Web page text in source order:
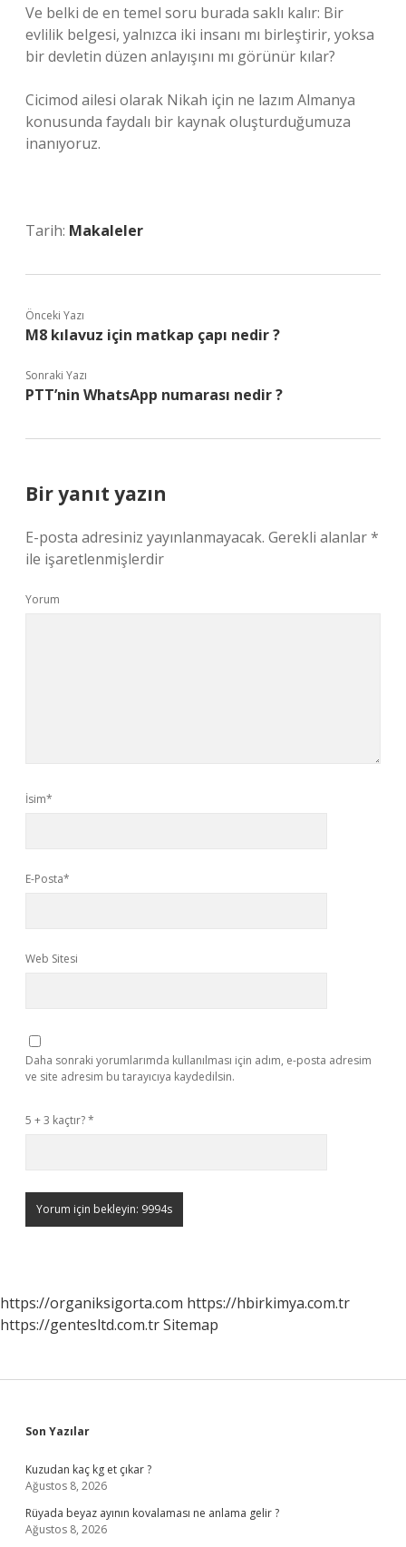
Ve belki de en temel soru burada saklı kalır: Bir
evlilik belgesi, yalnızca iki insanı mı birleştirir, yoksa
bir devletin düzen anlayışını mı görünür kılar?
Cicimod ailesi olarak Nikah için ne lazım Almanya
konusunda faydalı bir kaynak oluşturduğumuza
inanıyoruz.
Tarih: Makaleler
Önceki Yazı
M8 kılavuz için matkap çapı nedir ?
Sonraki Yazı
PTT’nin WhatsApp numarası nedir ?
Bir yanıt yazın
E-posta adresiniz yayınlanmayacak. Gerekli alanlar*
ile işaretlenmişlerdir
Yorum
İsim*
E-Posta*
Web Sitesi
Daha sonraki yorumlarımda kullanılması için adım, e-posta adresim
ve site adresim bu tarayıcıya kaydedilsin.
5 + 3 kaçtır?*
https://organiksigorta.com https://hbirkimya.com.tr
https://gentesltd.com.trSitemap
Sidebar
Son Yazılar
Kuzudan kaç kg et çıkar ?
Ağustos 8, 2026
Rüyada beyaz ayının kovalaması ne anlama gelir ?
Ağustos 8, 2026